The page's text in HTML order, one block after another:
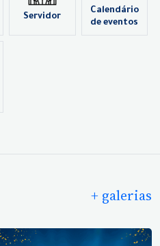
Servidor
Calendário
de eventos
+ galerias